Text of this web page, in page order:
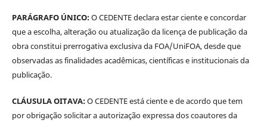
PARÁGRAFO ÚNICO:O CEDENTE declara estar ciente e concordar
que a escolha, alteração ou atualização da licença de publicação da
obra constitui prerrogativa exclusiva da FOA/UniFOA, desde que
observadas as finalidades acadêmicas, científicas e institucionais da
publicação.
CLÁUSULA OITAVA:O CEDENTE está ciente e de acordo que tem
por obrigação solicitar a autorização expressa dos coautores da